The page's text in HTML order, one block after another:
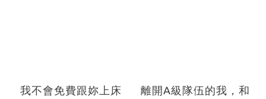
我不會免費跟妳上床
離開A級隊伍的我，和